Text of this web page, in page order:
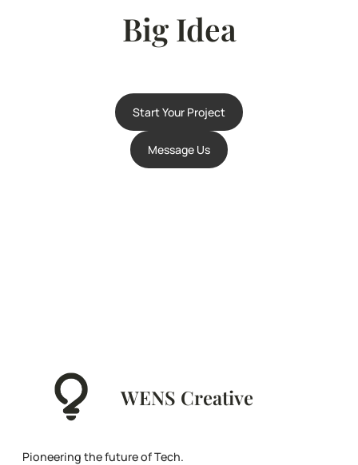
Big Idea
Start Your Project
Message Us
WENS Creative
Pioneering the future of Tech.